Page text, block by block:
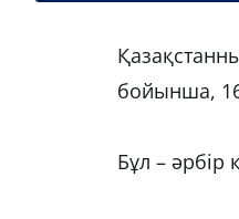
бойынша,
Бұл – әрбір